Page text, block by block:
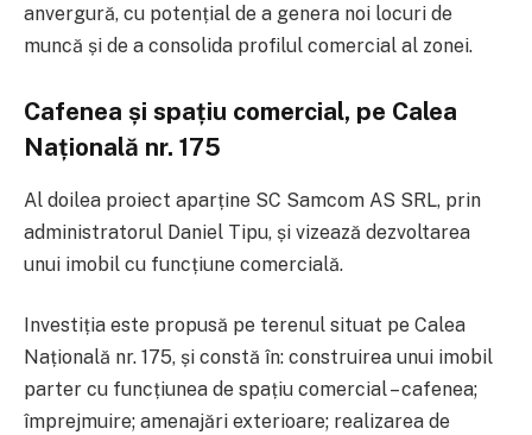
anvergură, cu potențial de a genera noi locuri de
muncă și de a consolida profilul comercial al zonei.
Cafenea și spațiu comercial, pe Calea
Națională nr. 175
Al doilea proiect aparține SC Samcom AS SRL, prin
administratorul Daniel Tipu, și vizează dezvoltarea
unui imobil cu funcțiune comercială.
Investiția este propusă pe terenul situat pe Calea
Națională nr. 175, și constă în: construirea unui imobil
parter cu funcțiunea de spațiu comercial – cafenea;
împrejmuire; amenajări exterioare; realizarea de